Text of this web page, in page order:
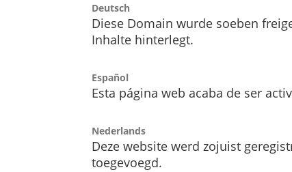
Deutsch
Diese Domain wurde soeben
Inhalte hinterlegt.
Español
Esta página web acaba de ser
Nederlands
Deze website werd zojuist
toegevoegd.